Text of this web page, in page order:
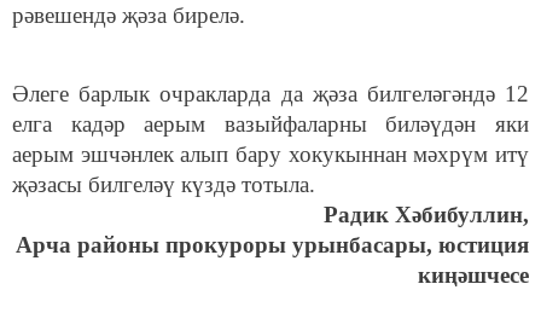
рәвешендә җәза бирелә.
Әлеге барлык очракларда да җәза билгеләгәндә 12
елга кадәр аерым вазыйфаларны биләүдән яки
аерым эшчәнлек алып бару хокукыннан мәхрүм итү
җәзасы билгеләү күздә тотыла.
Радик Хәбибуллин,
Арча районы прокуроры урынбасары, юстиция
киңәшчесе